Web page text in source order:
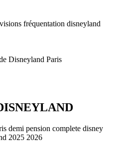
Disneyland Paris